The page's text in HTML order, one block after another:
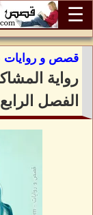
☰
قصص و روايات
رواية
الفصل الرابع